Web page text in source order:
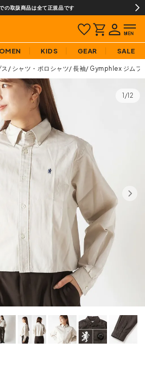
夏季休業のお知らせ
KIDS GEAR SALE
シャツ・ポロシャツ 長袖 Gymphlex ジムフ
1/12